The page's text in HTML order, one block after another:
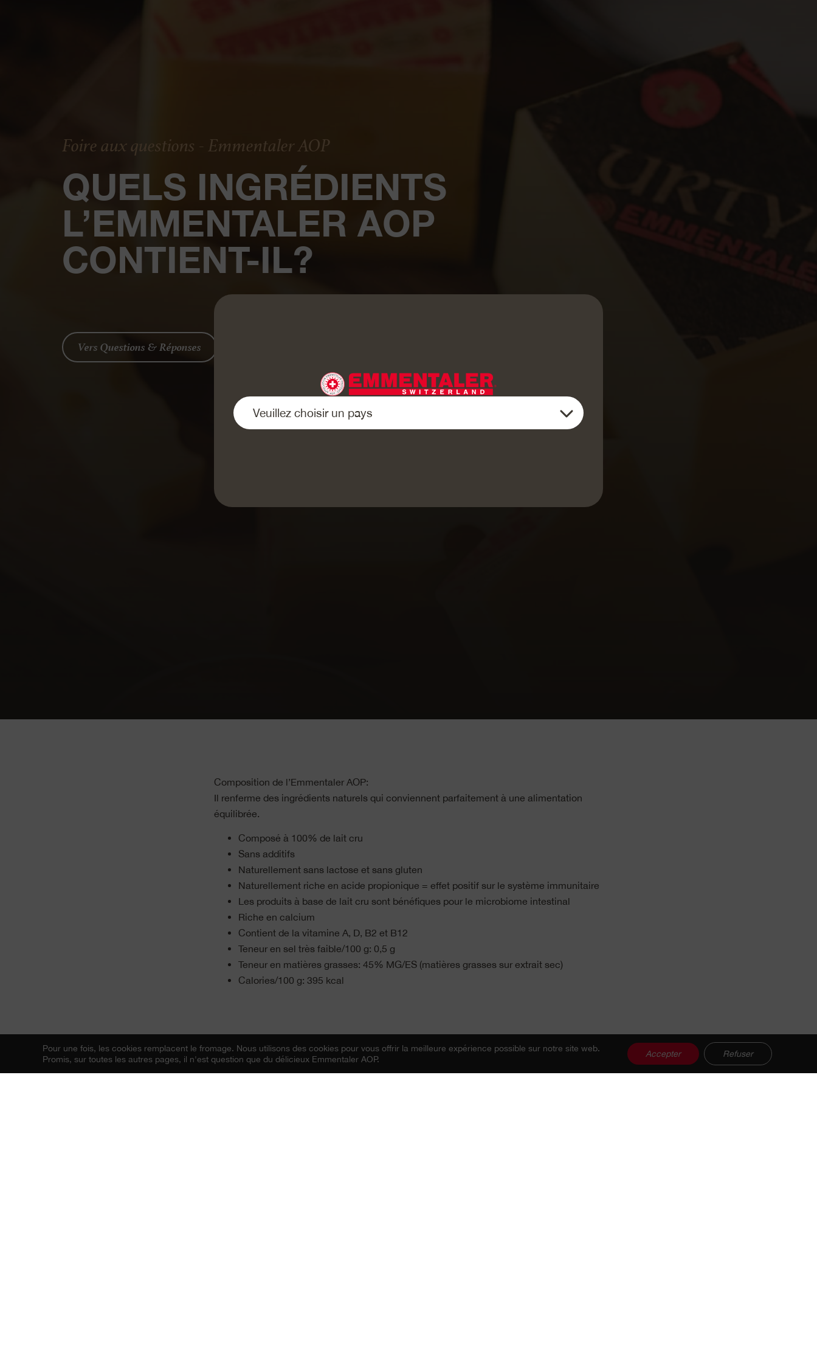
Foire aux questions - Emmentaler AOP
QUELS INGRÉDIENTS
L’EMMENTALER AOP
CONTIENT-IL?
Vers Questions & Réponses
Composition de l’Emmentaler AOP:
Il renferme des ingrédients naturels qui conviennent parfaitement à une alimentation
équilibrée.
Composé à 100% de lait cru
Sans additifs
Naturellement sans lactose et sans gluten
Naturellement riche en acide propionique = effet positif sur le système immunitaire
Les produits à base de lait cru sont bénéfiques pour le microbiome intestinal
Riche en calcium
Contient de la vitamine A, D, B2 et B12
Teneur en sel très faible/100 g: 0,5 g
Teneur en matières grasses: 45% MG/ES (matières grasses sur extrait sec)
Calories/100 g: 395 kcal
Vers Questions & Réponses
Pour une fois, les cookies remplacent le fromage. Nous utilisons des cookies pour vous offrir la meilleure expérience possible sur notre site web.
Promis, sur toutes les autres pages, il n'est question que du délicieux Emmentaler AOP.
Accepter Refuser